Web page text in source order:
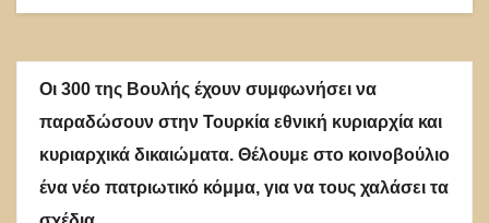
Οι 300 της Βουλής έχουν συμφωνήσει να
παραδώσουν στην Τουρκία εθνική κυριαρχία και
κυριαρχικά δικαιώματα. Θέλουμε στο κοινοβούλιο
ένα νέο πατριωτικό κόμμα, για να τους χαλάσει τα